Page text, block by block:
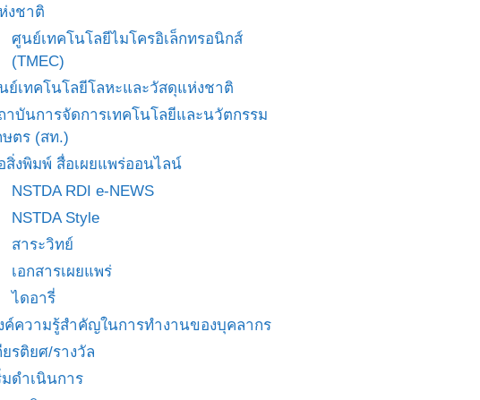
งชาติ
ศูนย์เทคโนโลยีไมโครอิเล็กทรอนิกส์
(TMEC)
ย์เทคโนโลยีโลหะและวัสดุแห่งชาติ
าบันการจัดการเทคโนโลยีและนวัตกรรม
ษตร (สท.)
สิ่งพิมพ์ สื่อเผยแพร่ออนไลน์
NSTDA RDI e-NEWS
NSTDA Style
สาระวิทย์
เอกสารเผยแพร่
ไดอารี่
ค์ความรู้สำคัญในการทำงานของบุคลากร
ยรติยศ/รางวัล
มดำเนินการ